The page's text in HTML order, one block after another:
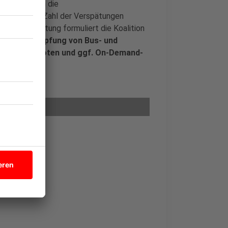
dass sich die
und die Zahl der Verspätungen
formuliert die Koalition
Verknüpfung von Bus- und
Angeboten und ggf. On-Demand-